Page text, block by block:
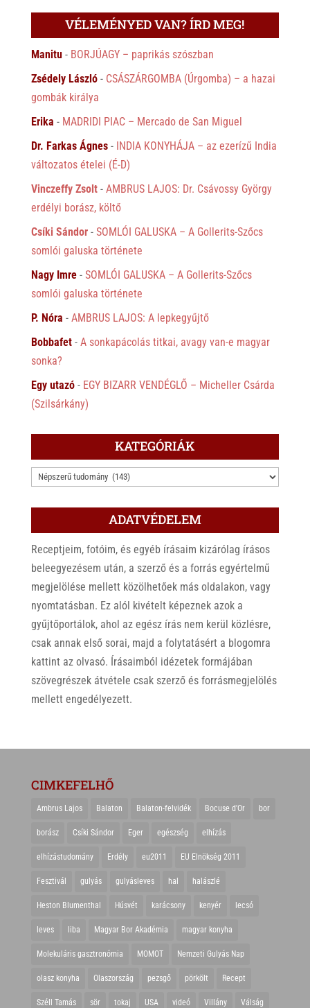
VÉLEMÉNYED VAN? ÍRD MEG!
Manitu- BORJÚAGY – paprikás szószban
Zsédely László- CSÁSZÁRGOMBA (Úrgomba) – a hazai
gombák királya
Erika - MADRIDI PIAC – Mercado de San Miguel
Dr. Farkas Ágnes- INDIA KONYHÁJA – az ezerízű India
változatos ételei (É-D)
Vinczeffy Zsolt- AMBRUS LAJOS: Dr. Csávossy György
erdélyi borász, költő
Csíki Sándor- SOMLÓI GALUSKA – A Gollerits-Szőcs
somlói galuska története
Nagy Imre- SOMLÓI GALUSKA – A Gollerits-Szőcs
somlói galuska története
P. Nóra - AMBRUS LAJOS: A lepkegyűjtő
Bobbafet- A sonkapácolás titkai, avagy van-e magyar
sonka?
Egy utazó- EGY BIZARR VENDÉGLŐ – Micheller Csárda
(Szilsárkány)
KATEGÓRIÁK
KATEGÓRIÁK
ADATVÉDELEM
Receptjeim, fotóim, és egyéb írásaim kizárólag írásos
beleegyezésem után, a szerző és a forrás egyértelmű
megjelölése mellett közölhetőek más oldalakon, vagy
nyomtatásban. Ez alól kivételt képeznek azok a
gyűjtőportálok, ahol az egész írás nem kerül közlésre,
csak annak első sorai, majd a folytatásért a blogomra
kattint az olvasó. Írásaimból idézetek formájában
szövegrészek átvétele csak szerző és forrásmegjelölés
mellett engedélyezett.
CIMKEFELHŐ
Ambrus Lajos Balaton Balaton-felvidék Bocuse d'Or bor
borász Csíki Sándor Eger egészség elhízás
elhízástudomány Erdély eu2011 EU Elnökség 2011
Fesztivál gulyás gulyásleves hal halászlé
Heston Blumenthal Húsvét karácsony kenyér lecsó
leves liba Magyar Bor Akadémia magyar konyha
Molekuláris gasztronómia MOMOT Nemzeti Gulyás Nap
olasz konyha Olaszország pezsgő pörkölt Recept
Széll Tamás sör tokaj USA videó Villány Válság